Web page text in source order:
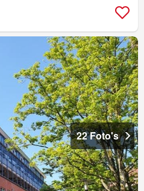
22 Foto's